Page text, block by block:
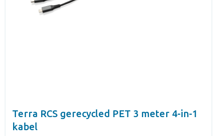
Terra RCS gerecycled PET 3 meter 4-in-1
kabel